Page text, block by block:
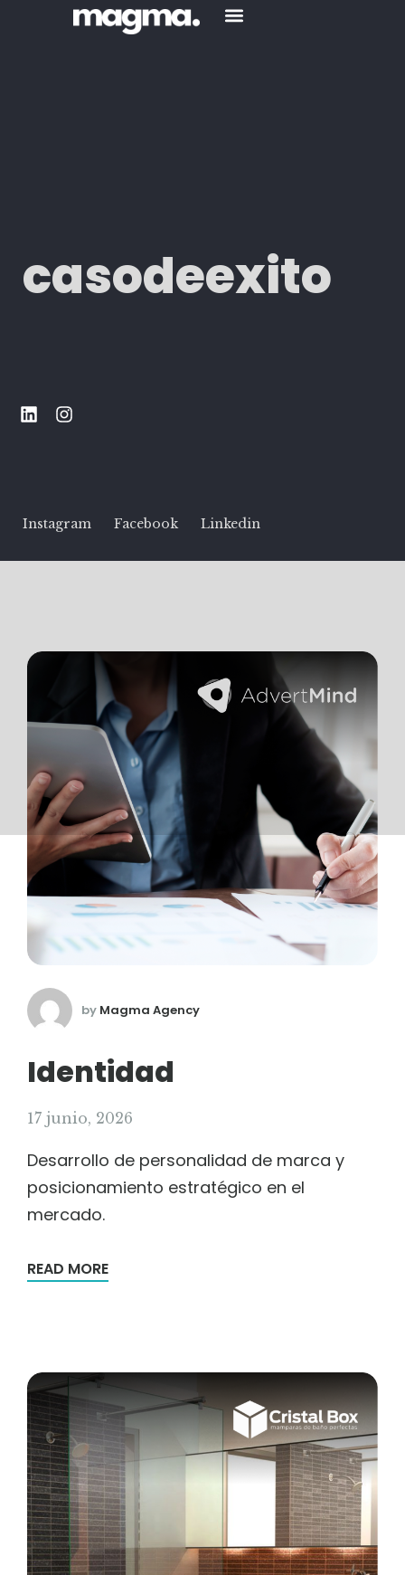
Instagram Facebook Linkedin
casodeexito
by Magma Agency
Identidad
17 junio, 2026
Desarrollo de personalidad de marca y
posicionamiento estratégico en el
mercado.
READ MORE